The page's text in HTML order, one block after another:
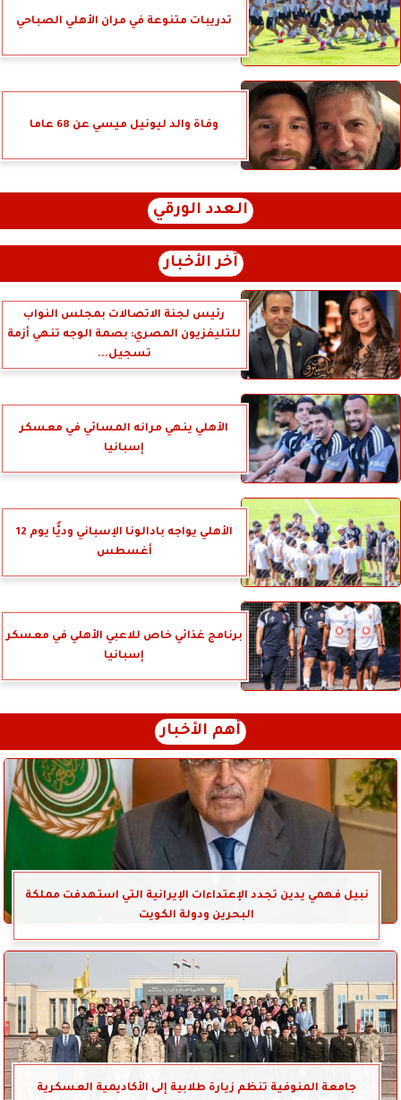
تدريبات متنوعة في مران الأهلي الصباحي
وفاة والد ليونيل ميسي عن 68 عاما
العدد الورقي
آخر الأخبار
رئيس لجنة الاتصالات بمجلس النواب
للتليفزيون المصري: بصمة الوجه تنهي أزمة
تسجيل...
الأهلي ينهي مرانه المسائي في معسكر
إسبانيا
الأهلي يواجه بادالونا الإسباني وديًّا يوم 12
أغسطس
برنامج غذائي خاص للاعبي الأهلي في معسكر
إسبانيا
أهم الأخبار
نبيل فهمي يدين تجدد الإعتداءات الإيرانية التي استهدفت مملكة
البحرين ودولة الكويت
جامعة المنوفية تنظم زيارة طلابية إلى الأكاديمية العسكرية